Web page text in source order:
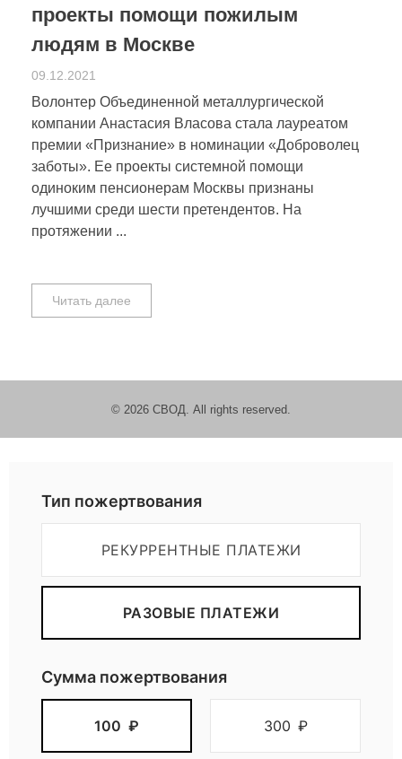
проекты помощи пожилым
людям в Москве
09.12.2021
Волонтер Объединенной металлургической
компании Анастасия Власова стала лауреатом
премии «Признание» в номинации «Доброволец
заботы». Ее проекты системной помощи
одиноким пенсионерам Москвы признаны
лучшими среди шести претендентов. На
протяжении ...
Читать далее
© 2026 СВОД. All rights reserved.
Тип пожертвования
РЕКУРРЕНТНЫЕ ПЛАТЕЖИ
РАЗОВЫЕ ПЛАТЕЖИ
Сумма пожертвования
100 ₽ 300 ₽